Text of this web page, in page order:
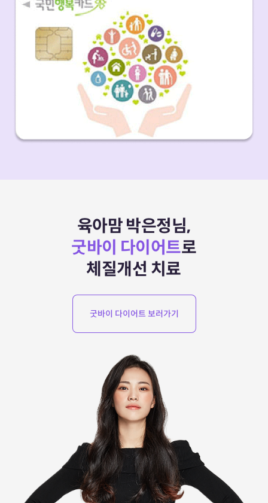
육아맘 박은정님,
굿바이 다이어트로
체질개선 치료
굿바이 다이어트 보러가기